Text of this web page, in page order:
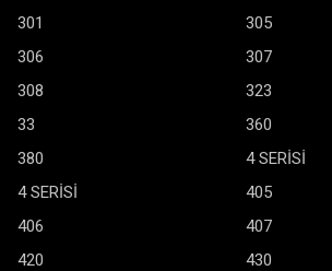
301
305
306
307
308
323
33
360
380
4 SERİSİ
4 SERİSİ
405
406
407
420
430